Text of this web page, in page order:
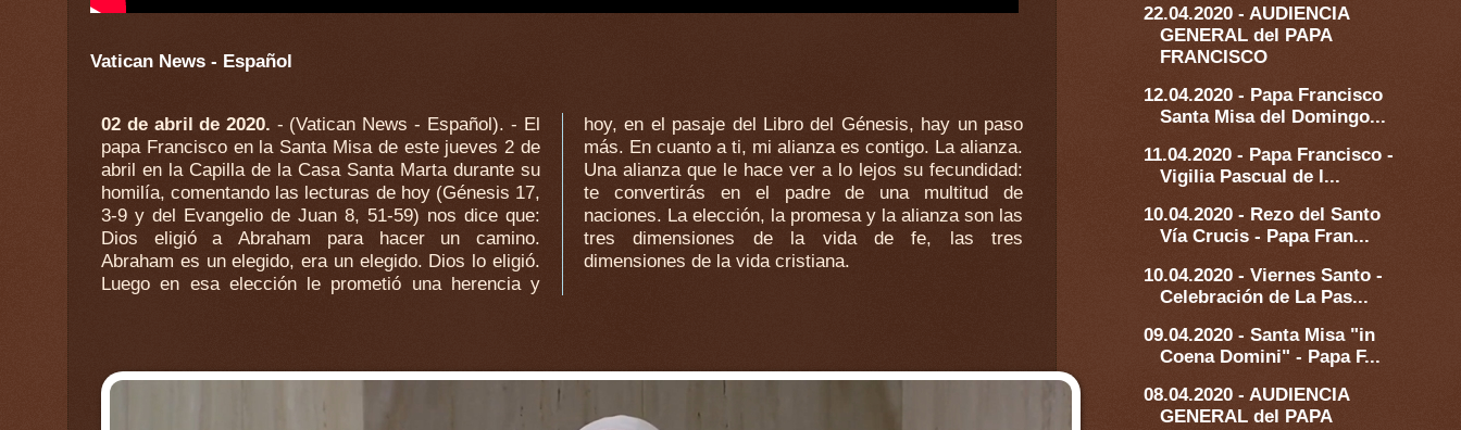
Vatican News - Español
02 de abril de 2020. - (Vatican News - Español). - El
papa Francisco en la Santa Misa de este jueves 2 de
abril en la Capilla de la Casa Santa Marta durante su
homilía, comentando las lecturas de hoy (Génesis 17,
3-9 y del Evangelio de Juan 8, 51-59) nos dice que:
Dios eligió a Abraham para hacer un camino.
Abraham es un elegido, era un elegido. Dios lo eligió.
Luego en esa elección le prometió una herencia y
hoy, en el pasaje del Libro del Génesis, hay un paso
más. En cuanto a ti, mi alianza es contigo. La alianza.
Una alianza que le hace ver a lo lejos su fecundidad:
te convertirás en el padre de una multitud de
naciones. La elección, la promesa y la alianza son las
tres dimensiones de la vida de fe, las tres
dimensiones de la vida cristiana.
22.04.2020 - AUDIENCIA
GENERAL del PAPA
FRANCISCO
12.04.2020 - Papa Francisco
Santa Misa del Domingo...
11.04.2020 - Papa Francisco -
Vigilia Pascual de l...
10.04.2020 - Rezo del Santo
Vía Crucis - Papa Fran...
10.04.2020 - Viernes Santo -
Celebración de La Pas...
09.04.2020 - Santa Misa "in
Coena Domini" - Papa F...
08.04.2020 - AUDIENCIA
GENERAL del PAPA